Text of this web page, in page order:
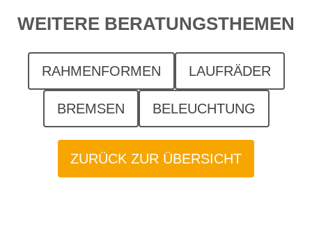
WEITERE BERATUNGSTHEMEN
RAHMENFORMEN LAUFRÄDER
BREMSEN BELEUCHTUNG
ZURÜCK ZUR ÜBERSICHT